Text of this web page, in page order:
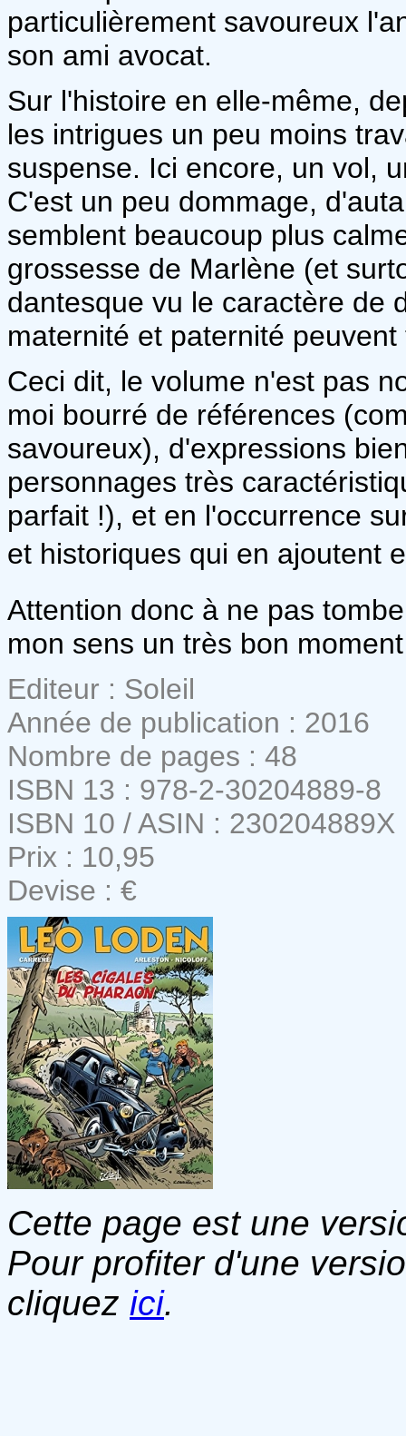
particulièrement savoureux
son ami avocat.
Sur l'histoire en elle-même,
les intrigues un peu moins
suspense. Ici encore, un vol,
C'est un peu dommage,
semblent beaucoup plus
grossesse de Marlène (et
dantesque vu le caractère de
maternité et paternité
Ceci dit, le volume n'est pas
moi bourré de références
savoureux), d'expressions
personnages très
parfait !), et en l'occurrence
et historiques qui en ajoutent
Attention donc à ne pas
mon sens un très bon
Editeur : Soleil
Année de publication : 2016
Nombre de pages : 48
ISBN 13 : 978-2-30204889-8
ISBN 10 / ASIN : 230204889X
Prix : 10,95
Devise : €
Cette page est une
Pour profiter d'une
cliquez ici.